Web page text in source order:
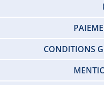
CONDITIONS